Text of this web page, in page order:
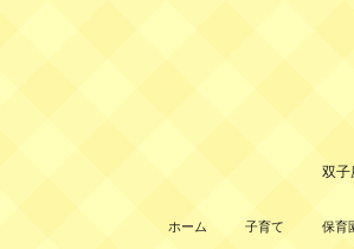
双子
ホーム 子育て 保育